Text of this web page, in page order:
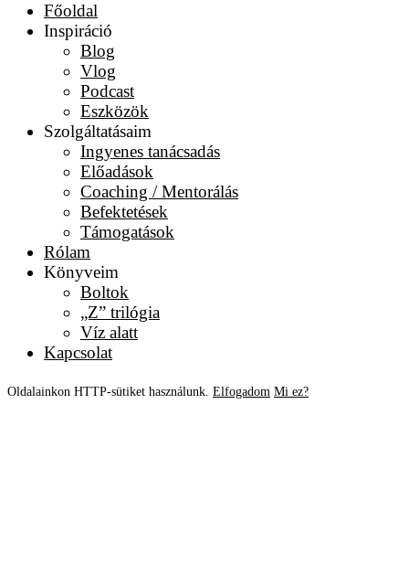
Főoldal
Inspiráció
Blog
Vlog
Podcast
Eszközök
Szolgáltatásaim
Ingyenes tanácsadás
Előadások
Coaching / Mentorálás
Befektetések
Támogatások
Rólam
Könyveim
Boltok
„Z” trilógia
Víz alatt
Kapcsolat
Oldalainkon HTTP-sütiket használunk. Elfogadom Mi ez?